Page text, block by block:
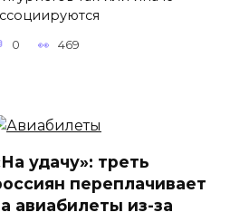
0 469
удачу»: треть
переплачивает
авиабилеты из-за